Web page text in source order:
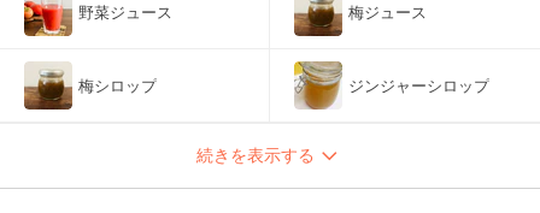
野菜ジュース 梅ジュース
梅シロップ ジンジャーシロップ
続きを表示する